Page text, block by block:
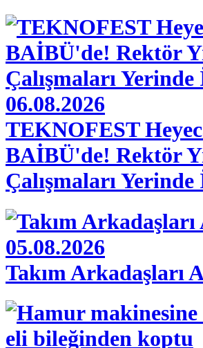
06.08.2026
TEKNOFEST
BAİBÜ'de! Rektör
Çalışmaları
05.08.2026
Takım Arkadaşları